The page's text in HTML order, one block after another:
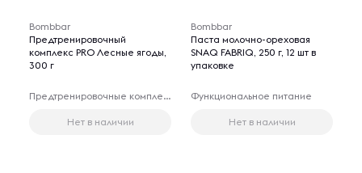
Bombbar
Предтренировочный
комплекс PRO Лесные ягоды,
300 г
Предтренировочные комплексы
Нет в наличии
Bombbar
Паста молочно-ореховая
SNAQ FABRIQ, 250 г, 12 шт в
упаковке
Функциональное питание
Нет в наличии